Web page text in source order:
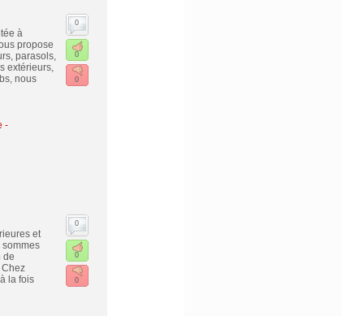
à
propose
parasols,
extérieurs,
nous
-
0
0
0
et
de
la fois
0
0
0